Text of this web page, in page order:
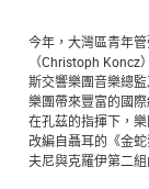
今年，大灣區青年
（Christoph
斯交響樂團音樂總
樂團帶來豐富的國
在孔茲的指揮下，
改編自聶耳的《金
夫尼與克羅伊第二